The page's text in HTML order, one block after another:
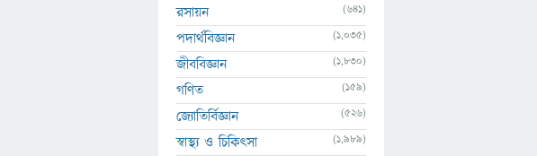
রসায়ন
(641)
পদার্থবিজ্ঞান (1,035)
জীববিজ্ঞান (1,830)
গণিত (159)
জ্যোতির্বিজ্ঞান (526)
স্বাস্থ্য ও চিকিৎসা (1,989)